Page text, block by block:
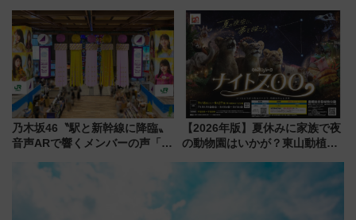
に 乗車には予約が必要
待
乃木坂46〝駅と新幹線に降臨〟
音声ARで響くメンバーの声「真
【2026年版】夏休みに家族で夜
の動物園はいかが？東山動植物